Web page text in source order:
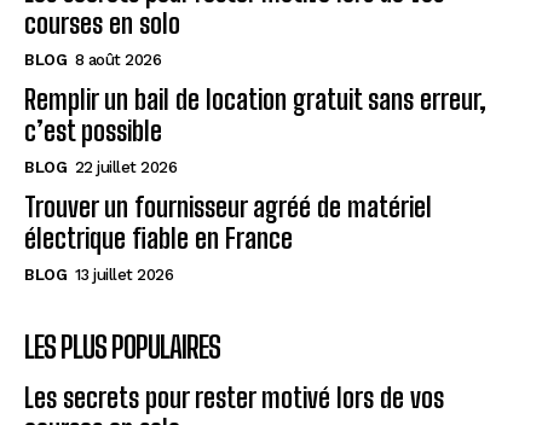
courses en solo
BLOG 8 août 2026
Remplir un bail de location gratuit sans erreur,
c’est possible
BLOG 22 juillet 2026
Trouver un fournisseur agréé de matériel
électrique fiable en France
BLOG 13 juillet 2026
LES PLUS POPULAIRES
Les secrets pour rester motivé lors de vos